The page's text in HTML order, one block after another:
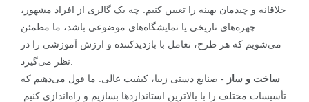
خلاقانه و چیدمان بهینه را تعیین کنیم. چه یک گالری از افراد مشهور،
چهره‌های تاریخی یا نمایشگاه‌های موضوعی باشد، ما مطمئن
می‌شویم که هر طرح، تعامل با بازدیدکننده و ارزش آموزشی را در
ساخت و ساز - صنایع دستی زیبا، کیفیت عالی. ما قول می‌دهیم که
تأسیسات مختلف را با بالاترین استانداردها بسازیم و راه‌اندازی کنیم.